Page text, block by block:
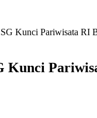
Kunci Pariwisata RI